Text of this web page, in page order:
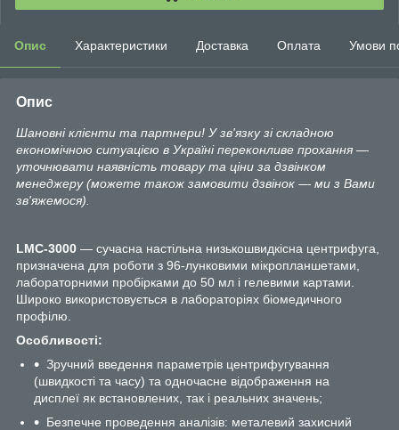
Опис Характеристики Доставка Оплата Умови
Опис
Шановні клієнти та партнери! У зв'язку зі складною
економічною ситуацією в Україні переконливе прохання —
уточнювати наявність товару та ціни за дзвінком
менеджеру (можете також замовити дзвінок — ми з Вами
зв'яжемося).
LMC-3000 — сучасна настільна низькошвидкісна центрифуга,
призначена для роботи з 96-лунковими мікропланшетами,
лабораторними пробірками до 50 мл і гелевими картами.
Широко використовується в лабораторіях біомедичного
профілю.
Особливості:
Зручний введення параметрів центрифугування
(швидкості та часу) та одночасне відображення на
дисплеї як встановлених, так і реальних значень;
Безпечне проведення аналізів: металевий захисний